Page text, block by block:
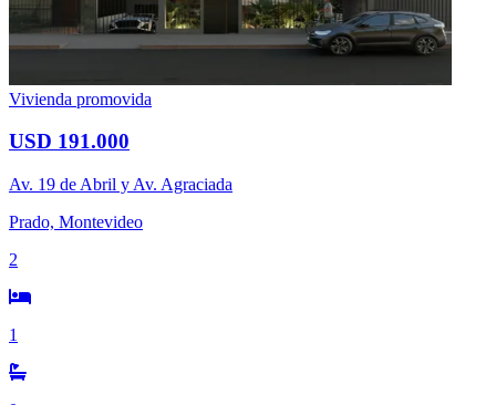
Vivienda promovida
USD 191.000
Av. 19 de Abril y Av. Agraciada
Prado, Montevideo
2
1